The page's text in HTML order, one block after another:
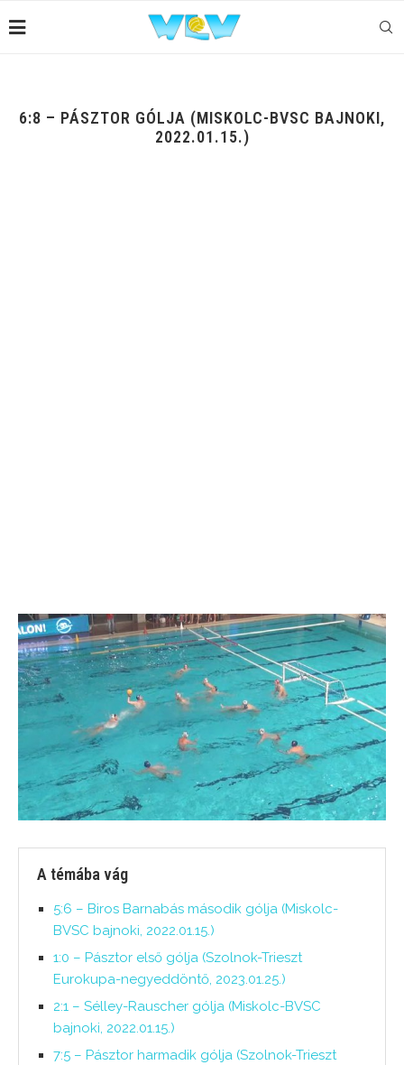
6:8 – PÁSZTOR GÓLJA (MISKOLC-BVSC BAJNOKI,
2022.01.15.)
A témába vág
5:6 – Biros Barnabás második gólja (Miskolc-
BVSC bajnoki, 2022.01.15.)
1:0 – Pásztor első gólja (Szolnok-Trieszt
Eurokupa-negyeddöntő, 2023.01.25.)
2:1 – Sélley-Rauscher gólja (Miskolc-BVSC
bajnoki, 2022.01.15.)
7:5 – Pásztor harmadik gólja (Szolnok-Trieszt